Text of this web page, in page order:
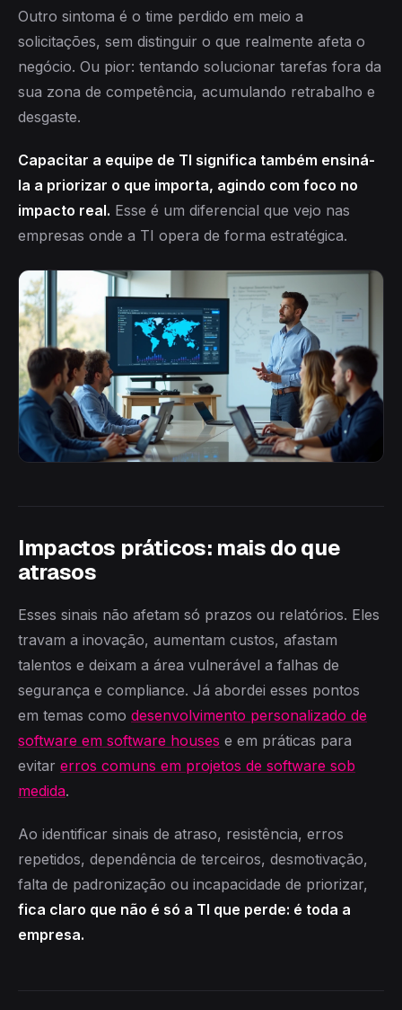
Outro sintoma é o time perdido em meio a
solicitações, sem distinguir o que realmente afeta o
negócio. Ou pior: tentando solucionar tarefas fora da
sua zona de competência, acumulando retrabalho e
desgaste.
Capacitar a equipe de TI significa também ensiná-
la a priorizar o que importa, agindo com foco no
impacto real. Esse é um diferencial que vejo nas
empresas onde a TI opera de forma estratégica.
Impactos práticos: mais do que
atrasos
Esses sinais não afetam só prazos ou relatórios. Eles
travam a inovação, aumentam custos, afastam
talentos e deixam a área vulnerável a falhas de
segurança e compliance. Já abordei esses pontos
em temas como desenvolvimento personalizado de
software em software houses e em práticas para
evitar erros comuns em projetos de software sob
medida.
Ao identificar sinais de atraso, resistência, erros
repetidos, dependência de terceiros, desmotivação,
falta de padronização ou incapacidade de priorizar,
fica claro que não é só a TI que perde: é toda a
empresa.